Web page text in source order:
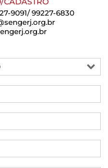
9091/ 99227-6830